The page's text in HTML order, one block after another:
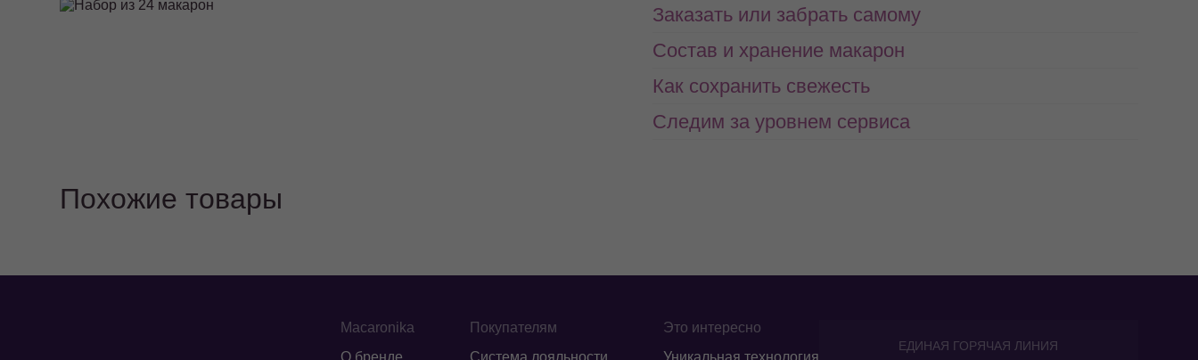
Заказать или забрать самому
Состав и хранение макарон
Как сохранить свежесть
Следим за уровнем сервиса
Похожие товары
Macaronika
Покупателям
Это интересно
ЕДИНАЯ ГОРЯЧАЯ ЛИНИЯ